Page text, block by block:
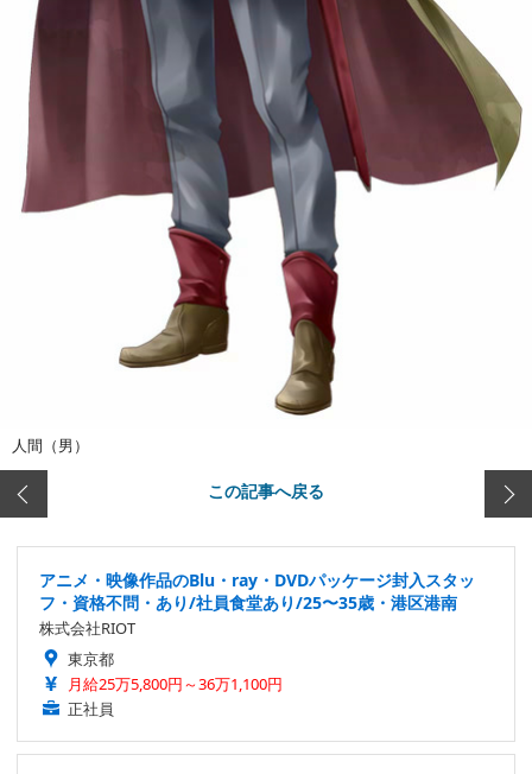
人間（男）
この記事へ戻る
アニメ・映像作品のBlu・ray・DVDパッケージ封入スタッ
フ・資格不問・あり/社員食堂あり/25〜35歳・港区港南
株式会社RIOT
東京都
月給25万5,800円～36万1,100円
正社員